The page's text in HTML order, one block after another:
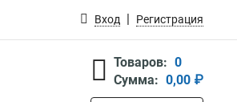
Вход Регистрация
Товаров: 0
Сумма: 0,00 ₽